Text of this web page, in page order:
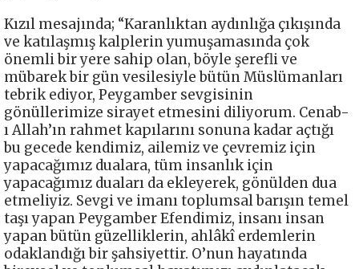
Kızıl mesajında; “Karanlıktan aydınlığa çıkışında
ve katılaşmış kalplerin yumuşamasında çok
önemli bir yere sahip olan, böyle şerefli ve
mübarek bir gün vesilesiyle bütün Müslümanları
tebrik ediyor, Peygamber sevgisinin
gönüllerimize sirayet etmesini diliyorum. Cenab-
ı Allah’ın rahmet kapılarını sonuna kadar açtığı
bu gecede kendimiz, ailemiz ve çevremiz için
yapacağımız dualara, tüm insanlık için
yapacağımız duaları da ekleyerek, gönülden dua
etmeliyiz. Sevgi ve imanı toplumsal barışın temel
taşı yapan Peygamber Efendimiz, insanı insan
yapan bütün güzelliklerin, ahlâkî erdemlerin
odaklandığı bir şahsiyettir. O’nun hayatında